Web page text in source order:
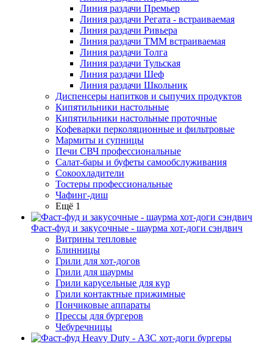
Линия раздачи Премьер
Линия раздачи Регата - встраиваемая
Линия раздачи Ривьера
Линия раздачи ТММ встраиваемая
Линия раздачи Толга
Линия раздачи Тульская
Линия раздачи Шеф
Линия раздачи Школьник
Диспенсеры напитков и сыпучих продуктов
Кипятильники настольные
Кипятильники настольные проточные
Кофеварки перколяционные и фильтровые
Мармиты и супницы
Печи СВЧ профессиональные
Салат-бары и буфеты самообслуживания
Сокоохладители
Тостеры профессиональные
Чафинг-диш
Ещё 1
Фаст-фуд и закусочные - шаурма хот-доги сэндвич
Витрины тепловые
Блинницы
Грили для хот-догов
Грили для шаурмы
Грили карусельные для кур
Грили контактные прижимные
Пончиковые аппараты
Прессы для бургеров
Чебуречницы